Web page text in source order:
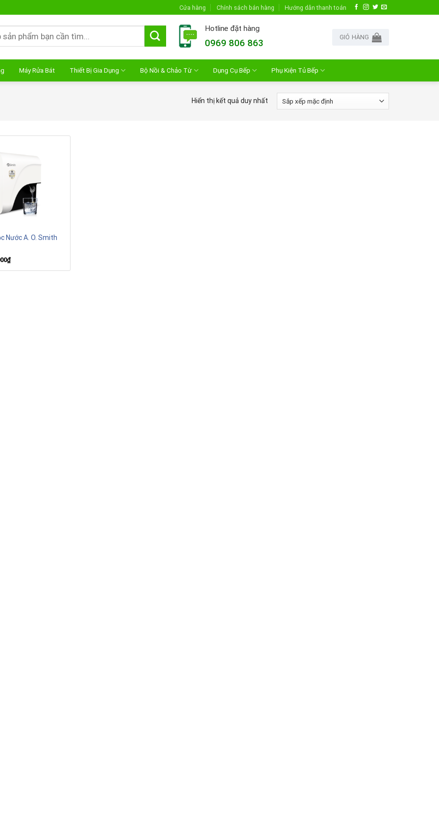
Cửa hàng Chính sách bán hàng Hướng dẫn thanh toán
Hotline đặt hàng
0969 806 863
GIỎ HÀNG
Máy Rửa Bát Thiết Bị Gia Dụng Bộ Nồi & Chảo Từ Dụng Cụ Bếp Phụ Kiện Tủ Bếp
Hiển thị kết quả duy nhất
Nước A. O. Smith
₫